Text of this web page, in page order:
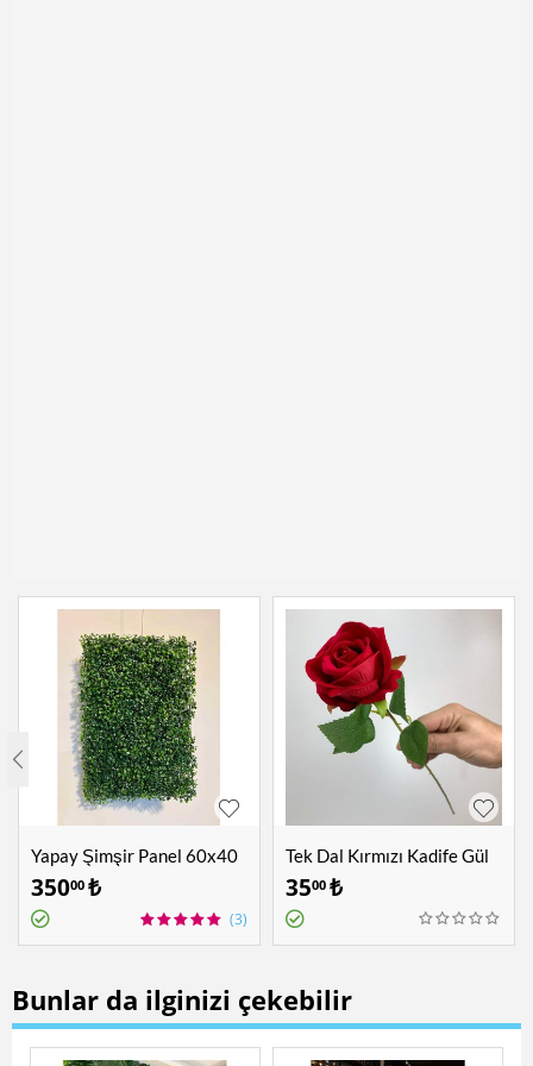
Yapay Şimşir Panel 60x40
cm
35000 ₺
(3)
Tek Dal Kırmızı Kadife Gül
3500 ₺
Bunlar da ilginizi çekebilir